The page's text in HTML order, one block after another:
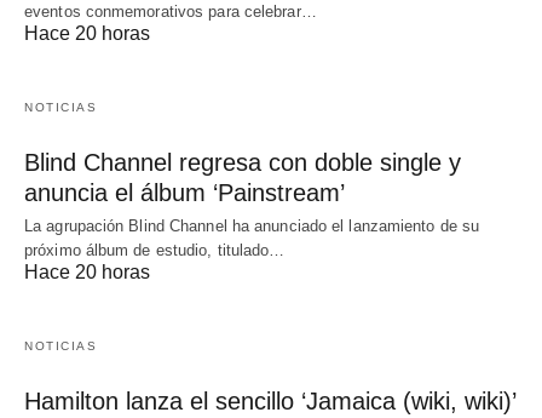
eventos conmemorativos para celebrar…
Hace 20 horas
NOTICIAS
Blind Channel regresa con doble single y
anuncia el álbum ‘Painstream’
La agrupación Blind Channel ha anunciado el lanzamiento de su
próximo álbum de estudio, titulado…
Hace 20 horas
NOTICIAS
Hamilton lanza el sencillo ‘Jamaica (wiki, wiki)’